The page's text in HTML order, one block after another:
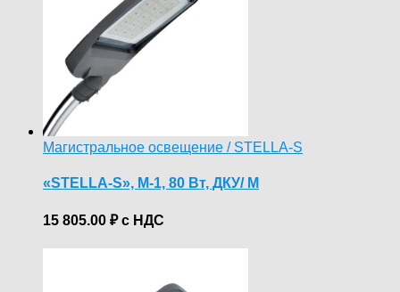
Магистральное освещение / STELLA-S
«STELLA-S», М-1, 80 Вт, ДКУ/ M
15 805.00 ₽с НДС